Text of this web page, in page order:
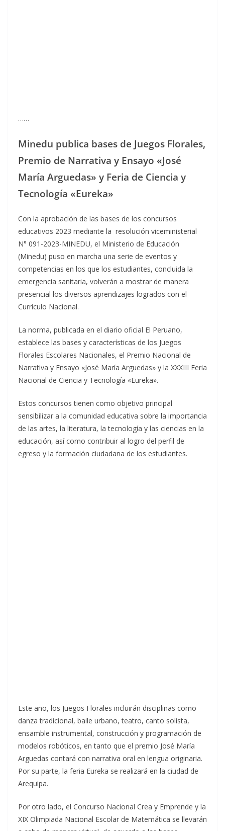
……
Minedu publica bases de Juegos Florales,
Premio de Narrativa y Ensayo «José
María Arguedas» y Feria de Ciencia y
Tecnología «Eureka»
Con la aprobación de las bases de los concursos
educativos 2023 mediante la resolución viceministerial
N° 091-2023-MINEDU, el Ministerio de Educación
(Minedu) puso en marcha una serie de eventos y
competencias en los que los estudiantes, concluida la
emergencia sanitaria, volverán a mostrar de manera
presencial los diversos aprendizajes logrados con el
Currículo Nacional.
La norma, publicada en el diario oficial El Peruano,
establece las bases y características de los Juegos
Florales Escolares Nacionales, el Premio Nacional de
Narrativa y Ensayo «José María Arguedas» y la XXXIII Feria
Nacional de Ciencia y Tecnología «Eureka».
Estos concursos tienen como objetivo principal
sensibilizar a la comunidad educativa sobre la importancia
de las artes, la literatura, la tecnología y las ciencias en la
educación, así como contribuir al logro del perfil de
egreso y la formación ciudadana de los estudiantes.
Este año, los Juegos Florales incluirán disciplinas como
danza tradicional, baile urbano, teatro, canto solista,
ensamble instrumental, construcción y programación de
modelos robóticos, en tanto que el premio José María
Arguedas contará con narrativa oral en lengua originaria.
Por su parte, la feria Eureka se realizará en la ciudad de
Arequipa.
Por otro lado, el Concurso Nacional Crea y Emprende y la
XIX Olimpiada Nacional Escolar de Matemática se llevarán